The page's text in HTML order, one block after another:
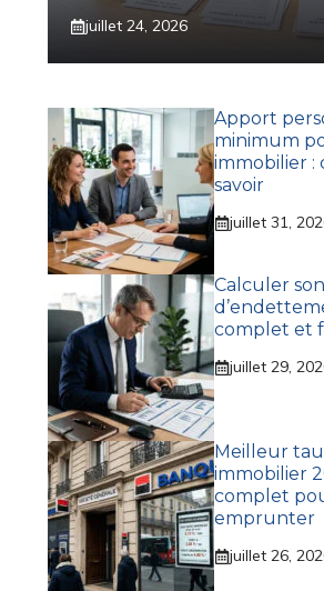
juillet 24, 2026
Apport
minimum
immobilier :
savoir
juillet 31,
Calculer
complet et
juillet 29,
Meilleur
immobilier
complet
emprunter
juillet 26,